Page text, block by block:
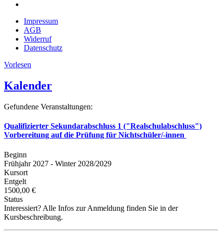
Impressum
AGB
Widerruf
Datenschutz
Vorlesen
Kalender
Gefundene Veranstaltungen:
Qualifizierter Sekundarabschluss 1 ("Realschulabschluss")
Vorbereitung auf die Prüfung für Nichtschüler/-innen
Beginn
Frühjahr 2027 - Winter 2028/2029
Kursort
Entgelt
1500,00 €
Status
Interessiert? Alle Infos zur Anmeldung finden Sie in der
Kursbeschreibung.